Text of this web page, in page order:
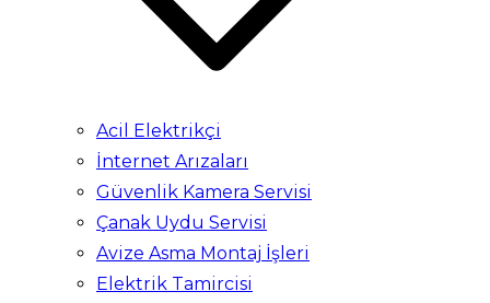
Acil Elektrikçi
İnternet Arızaları
Güvenlik Kamera Servisi
Çanak Uydu Servisi
Avize Asma Montaj İşleri
Elektrik Tamircisi